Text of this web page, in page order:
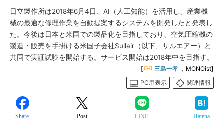
日立製作所は2018年6月4日、AI（人工知能）を活用し、産業機
械の最適な修理作業を自動提案するシステムを開発したと発表し
た。今後は日本と米国での製品化を目指しており、空気圧縮機の
製造・販売を手掛ける米国子会社Sullair（以下、サルエアー）と
共同で実証試験を開始する。サービス開始は2018年中を目指す。
[ 三島一孝 ，MONOist]
PC用表示
関連情報
Share Post LINE Hatena